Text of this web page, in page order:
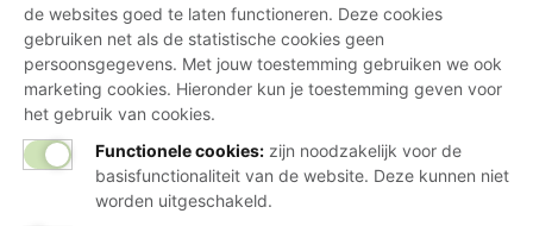
de websites goed te laten functioneren. Deze cookies
gebruiken net als de statistische cookies geen
persoonsgegevens. Met jouw toestemming gebruiken we ook
marketing cookies. Hieronder kun je toestemming geven voor
het gebruik van cookies.
Functionele cookies: zijn noodzakelijk voor de
basisfunctionaliteit van de website. Deze kunnen niet
worden uitgeschakeld.